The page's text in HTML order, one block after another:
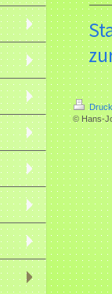
© Hans-